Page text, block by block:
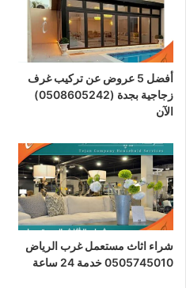
أفضل 5 عروض عن تركيب غرف
زجاجية بجدة (0508605242)
الآن
شراء اثاث مستعمل غرب الرياض
0505745010 خدمة 24 ساعة